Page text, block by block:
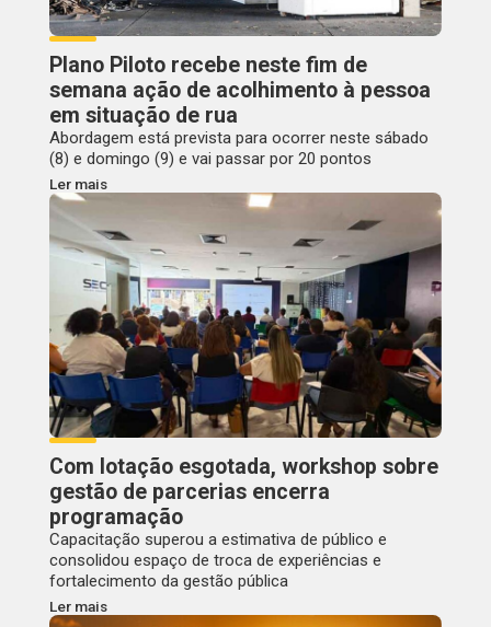
Plano Piloto recebe neste fim de
semana ação de acolhimento à pessoa
em situação de rua
Abordagem está prevista para ocorrer neste sábado
(8) e domingo (9) e vai passar por 20 pontos
Ler mais
Com lotação esgotada, workshop sobre
gestão de parcerias encerra
programação
Capacitação superou a estimativa de público e
consolidou espaço de troca de experiências e
fortalecimento da gestão pública
Ler mais